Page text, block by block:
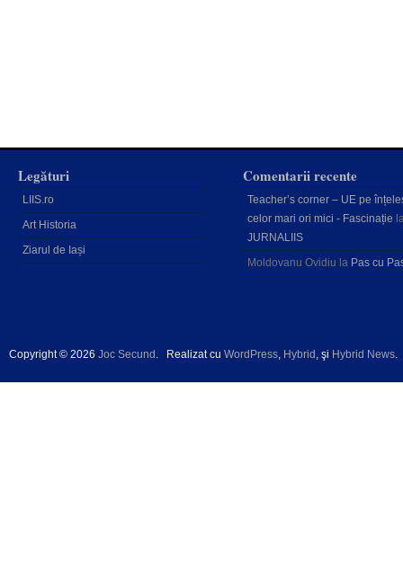
Legături
LIIS.ro
Art Historia
Ziarul de Iași
Comentarii recente
Teacher’s corner – UE pe
celor mari ori mici - Fascinație
JURNALIIS
Moldovanu Ovidiu la Pas cu
Copyright © 2026 Joc Secund . Realizat cu WordPress, Hybrid , şi Hybrid News.